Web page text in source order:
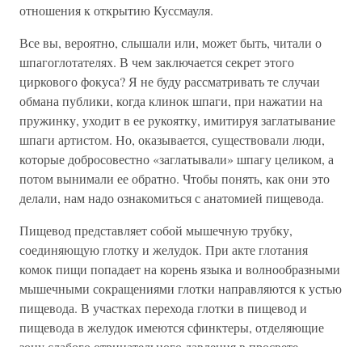
отношения к открытию Куссмауля.
Все вы, вероятно, слышали или, может быть, читали о
шпагоглотателях. В чем заключается секрет этого
циркового фокуса? Я не буду рассматривать те случаи
обмана публики, когда клинок шпаги, при нажатии на
пружинку, уходит в ее рукоятку, имитируя заглатывание
шпаги артистом. Но, оказывается, существовали люди,
которые добросовестно «заглатывали» шпагу целиком, а
потом вынимали ее обратно. Чтобы понять, как они это
делали, нам надо ознакомиться с анатомией пищевода.
Пищевод представляет собой мышечную трубку,
соединяющую глотку и желудок. При акте глотания
комок пищи попадает на корень языка и волнообразными
мышечными сокращениями глотки направляются к устью
пищевода. В участках перехода глотки в пищевод и
пищевода в желудок имеются сфинктеры, отделяющие